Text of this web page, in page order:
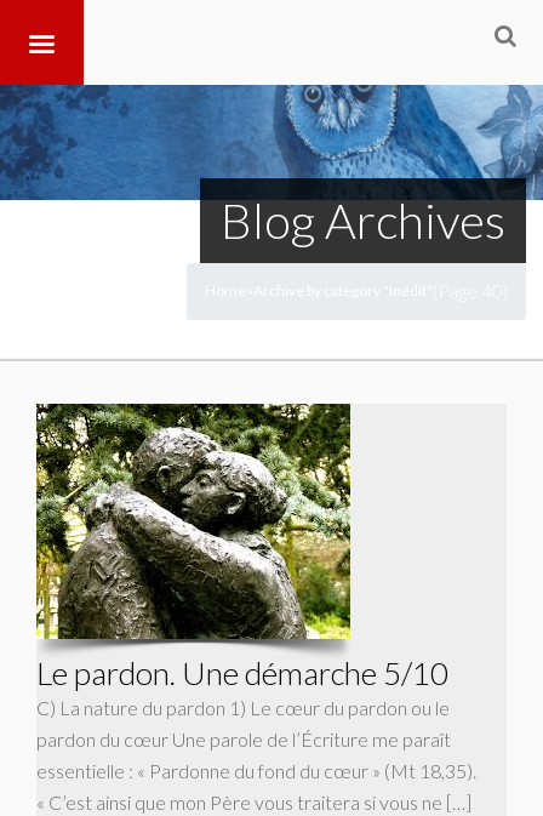
Blog Archives
Le pardon. Une démarche 5/10
C) La nature du pardon 1) Le cœur du pardon ou le
pardon du cœur Une parole de l’Écriture me paraît
essentielle : « Pardonne du fond du cœur » (Mt 18,35).
« C’est ainsi que mon Père vous traitera si vous ne […]